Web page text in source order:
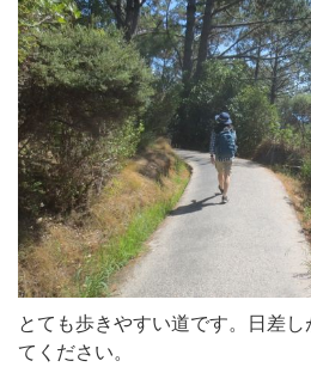
とても歩きやすい道です。日差
てください。